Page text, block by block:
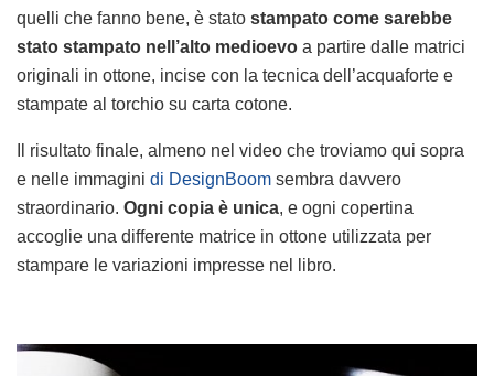
quelli che fanno bene, è stato stampato come sarebbe
stato stampato nell’alto medioevo a partire dalle matrici
originali in ottone, incise con la tecnica dell’acquaforte e
stampate al torchio su carta cotone.
Il risultato finale, almeno nel video che troviamo qui sopra
e nelle immagini di DesignBoom sembra davvero
straordinario. Ogni copia è unica, e ogni copertina
accoglie una differente matrice in ottone utilizzata per
stampare le variazioni impresse nel libro.